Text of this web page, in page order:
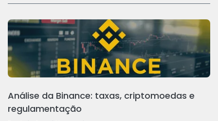
Análise da Binance: taxas, criptomoedas e
regulamentação